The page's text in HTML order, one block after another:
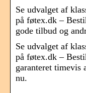
Se udvalget af
på føtex.dk –
gode tilbud og
Se udvalget af
på føtex.dk –
garanteret timevis
nu.